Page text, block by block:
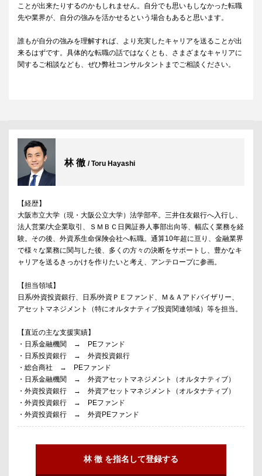
ことが出来たりするのかもしれません。自分でも思いもしなかった転職
先や業界が、自分の強みを活かせるという場合もあると思います。
誰もが自分の強みを理解すれば、より充実したキャリアを送ることが出
来るはずです。具体的な転職の話ではなくとも、さまざまなキャリアに
関するご相談なども、ぜひ弊社コンサルタントまでご相談ください。
林 徹 / Toru Hayashi
【経歴】
大阪市立大学（現・大阪公立大学）法学部卒。三井住友銀行へ入行し、
法人営業/大企業取引、ＳＭＢＣ日興証券人事部出向等、幅広く業務を経
験。その後、外資系生命保険会社へ転職。通算10年超に亘り、金融業界
で様々な業務に関与した後、多くの方々の決断をサポートし、豊かなキ
ャリアを送るきっかけを作りたいと考え、アンテロープに参画。
【担当領域】
日系/外資投資銀行、日系/外資ＰＥファンド、Ｍ＆Ａアドバイザリー、
アセットマネジメント（特にオルタナティブ投資関連領域）等を担当。
【直近の主な支援実績】
・日系金融機関 → PEファンド
・日系投資銀行 → 外資投資銀行
・総合商社 → PEファンド
・日系金融機関 → 外資アセットマネジメント（オルタナティブ）
・外資投資銀行 → 外資アセットマネジメント（オルタナティブ）
・外資投資銀行 → PEファンド
・外資投資銀行 → 外資PEファンド
林 徹 を指名して登録する